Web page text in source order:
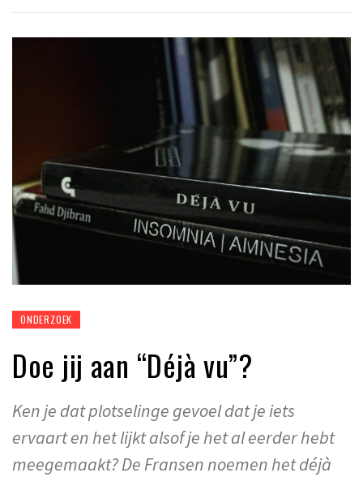
ONDERZOEK
Doe jij aan “Déjà vu”?
Ken je dat plotselinge gevoel dat je iets
ervaart en het lijkt alsof je het al eerder hebt
meegemaakt? De Fransen noemen het déjà